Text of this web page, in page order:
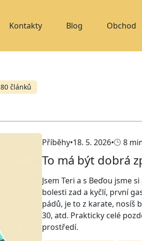
Kontakty Blog Obchod
80 článků
Příběhy 18. 5. 2026 8
To má být dobrá
Jsem Teri a s Beďou jsme
bolesti zad a kyčlí, první
pádů, je to z karate, nosíš
30, atd. Prakticky celé
prostředí.